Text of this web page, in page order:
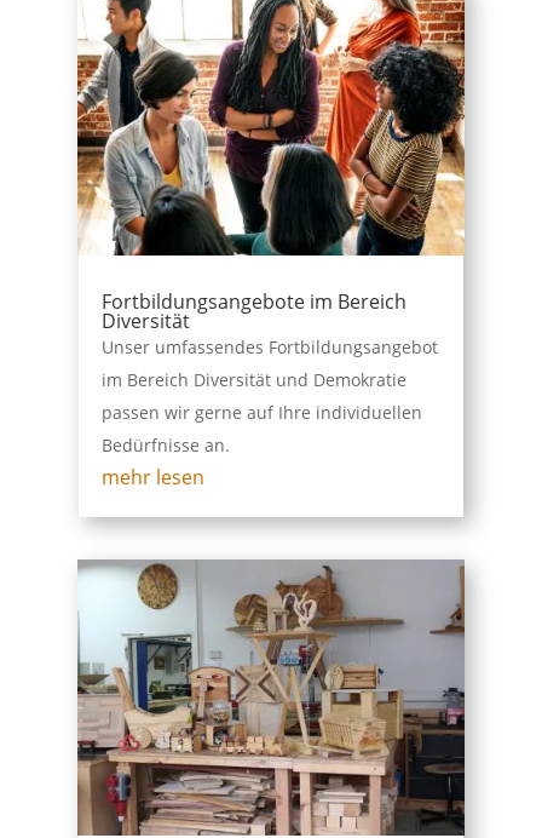
Fortbildungsangebote im Bereich
Diversität
Unser umfassendes Fortbildungsangebot
im Bereich Diversität und Demokratie
passen wir gerne auf Ihre individuellen
Bedürfnisse an.
mehr lesen